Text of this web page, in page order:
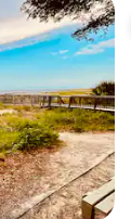
Wybór gości